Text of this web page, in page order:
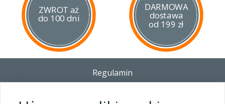
ZWROT aż
do 100 dni
DARMOWA
dostawa
od 199 zł
Regulamin
Polityka prywatności i pliki cookies